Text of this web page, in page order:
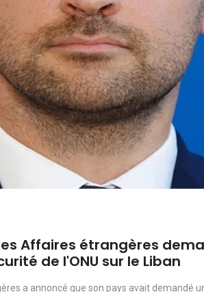
Affaires étrangères
de l'ONU sur le Liban
a annoncé que son pays avait demandé